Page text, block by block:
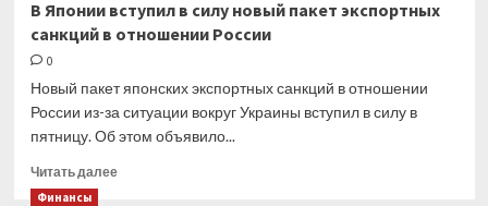
В Японии вступил в силу новый пакет экспортных
санкций в отношении России
0
Новый пакет японских экспортных санкций в отношении
России из-за ситуации вокруг Украины вступил в силу в
пятницу. Об этом объявило...
Читать далееПрочитать
Финансы